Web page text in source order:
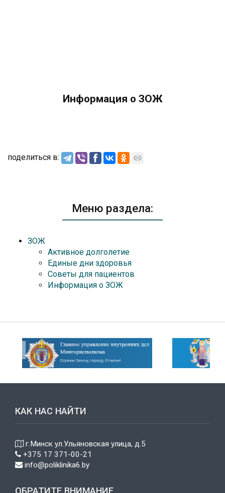
Информация о ЗОЖ
поделиться в:
Меню раздела:
ЗОЖ
Активное долголетие
Единые дни здоровья
Советы для пациентов
Информация о ЗОЖ
КАК НАС НАЙТИ
г.Минск ул.Ульяновская улица, д.5
+375 17 371-00-21
info@poliklinika6.by
ОБРАТИТЕ ВНИМАНИЕ